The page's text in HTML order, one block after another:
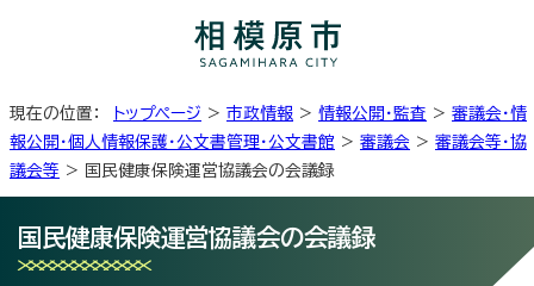
現在の位置： トップページ > 市政情報 > 情報公開・監査 > 審議会・情
報公開・個人情報保護・公文書管理・公文書館 > 審議会 > 審議会等・協
議会等 > 国民健康保険運営協議会の会議録
国民健康保険運営協議会の会議録